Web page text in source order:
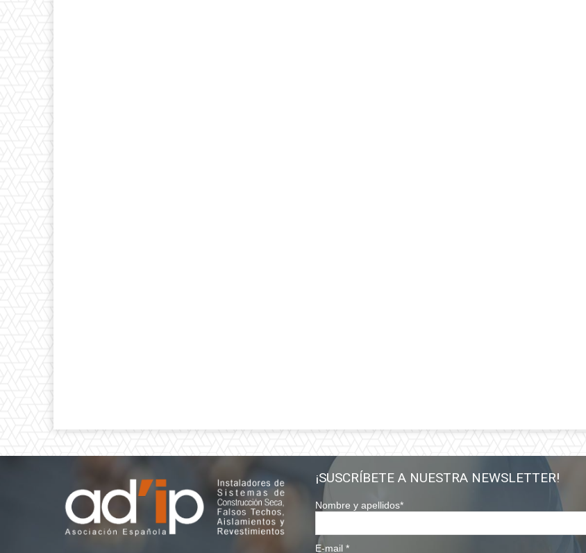
¡SUSCRÍBETE A NUESTRA NEWSLETTER!
Nombre y apellidos*
E-mail*